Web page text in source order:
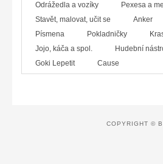
Odrážedla a vozíky
Pexesa a
Stavět, malovat, učit se
Anker
Písmena
Pokladničky
Jojo, káča a spol.
Hudební
Goki Lepetit
Cause
COPYRIGHT ©